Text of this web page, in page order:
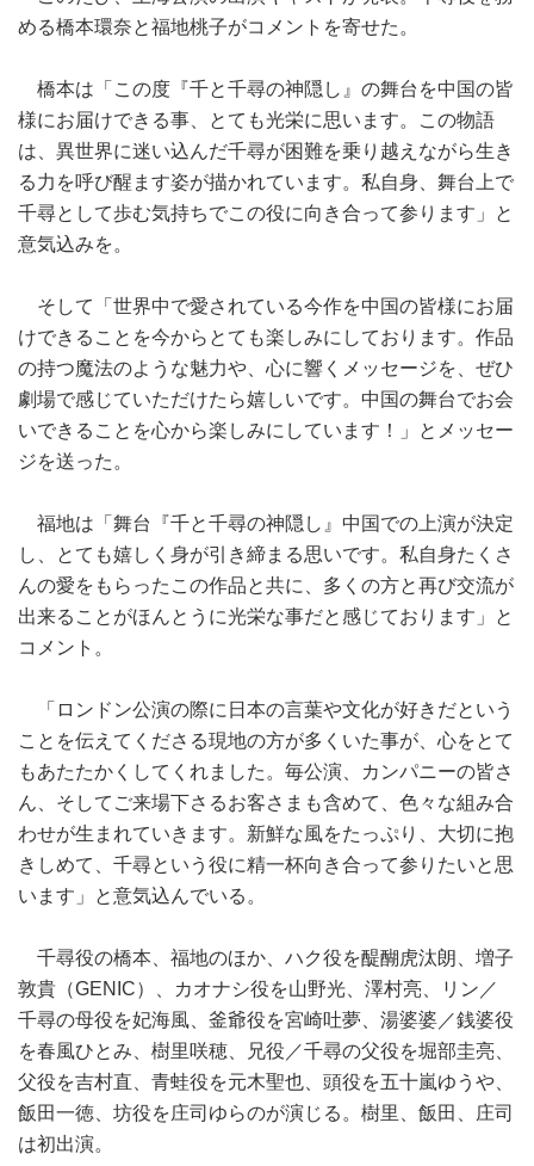
める橋本環奈と福地桃子がコメントを寄せた。
橋本は「この度『千と千尋の神隠し』の舞台を中国の皆
様にお届けできる事、とても光栄に思います。この物語
は、異世界に迷い込んだ千尋が困難を乗り越えながら生き
る力を呼び醒ます姿が描かれています。私自身、舞台上で
千尋として歩む気持ちでこの役に向き合って参ります」と
意気込みを。
そして「世界中で愛されている今作を中国の皆様にお届
けできることを今からとても楽しみにしております。作品
の持つ魔法のような魅力や、心に響くメッセージを、ぜひ
劇場で感じていただけたら嬉しいです。中国の舞台でお会
いできることを心から楽しみにしています！」とメッセー
ジを送った。
福地は「舞台『千と千尋の神隠し』中国での上演が決定
し、とても嬉しく身が引き締まる思いです。私自身たくさ
んの愛をもらったこの作品と共に、多くの方と再び交流が
出来ることがほんとうに光栄な事だと感じております」と
コメント。
「ロンドン公演の際に日本の言葉や文化が好きだという
ことを伝えてくださる現地の方が多くいた事が、心をとて
もあたたかくしてくれました。毎公演、カンパニーの皆さ
ん、そしてご来場下さるお客さまも含めて、色々な組み合
わせが生まれていきます。新鮮な風をたっぷり、大切に抱
きしめて、千尋という役に精一杯向き合って参りたいと思
います」と意気込んでいる。
千尋役の橋本、福地のほか、ハク役を醍醐虎汰朗、増子
敦貴（GENIC）、カオナシ役を山野光、澤村亮、リン／
千尋の母役を妃海風、釜爺役を宮崎吐夢、湯婆婆／銭婆役
を春風ひとみ、樹里咲穂、兄役／千尋の父役を堀部圭亮、
父役を吉村直、青蛙役を元木聖也、頭役を五十嵐ゆうや、
飯田一徳、坊役を庄司ゆらのが演じる。樹里、飯田、庄司
は初出演。